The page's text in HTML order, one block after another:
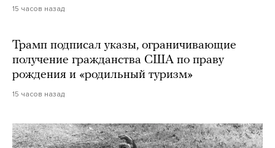
15 часов назад
Трамп подписал указы, ограничивающие
получение гражданства США по праву
рождения и «родильный туризм»
15 часов назад